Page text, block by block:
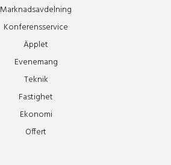
Marknadsavdelning
Konferensservice
Äpplet
Evenemang
Teknik
Fastighet
Ekonomi
Offert